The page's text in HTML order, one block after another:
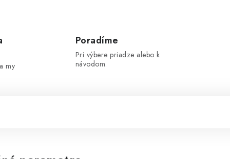
my
Poradíme
Pri výbere priadze alebo k
návodom.